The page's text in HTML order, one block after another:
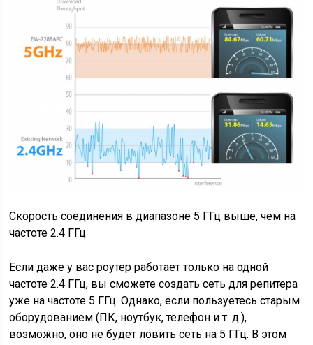
Скорость соединения в диапазоне 5 ГГц выше, чем на
частоте 2.4 ГГц
Если даже у вас роутер работает только на одной
частоте 2.4 ГГц, вы сможете создать сеть для репитера
уже на частоте 5 ГГц. Однако, если пользуетесь старым
оборудованием (ПК, ноутбук, телефон и т. д.),
возможно, оно не будет ловить сеть на 5 ГГц. В этом